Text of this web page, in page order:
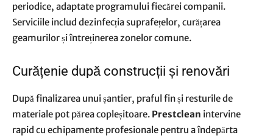
periodice, adaptate programului fiecărei companii.
Serviciile includ dezinfecția suprafețelor, curățarea
geamurilor și întreținerea zonelor comune.
Curățenie după construcții și renovări
După finalizarea unui șantier, praful fin și resturile de
materiale pot părea copleșitoare. Prestclean intervine
rapid cu echipamente profesionale pentru a îndepărta